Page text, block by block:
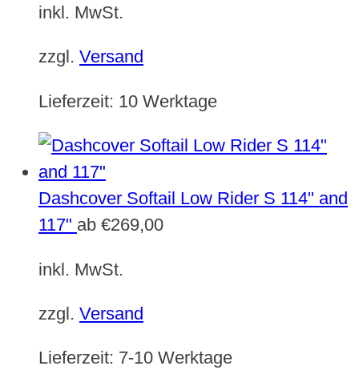
inkl. MwSt.
zzgl. Versand
Lieferzeit: 10 Werktage
Dashcover Softail Low Rider S 114" and
117" ab €269,00
inkl. MwSt.
zzgl. Versand
Lieferzeit: 7-10 Werktage